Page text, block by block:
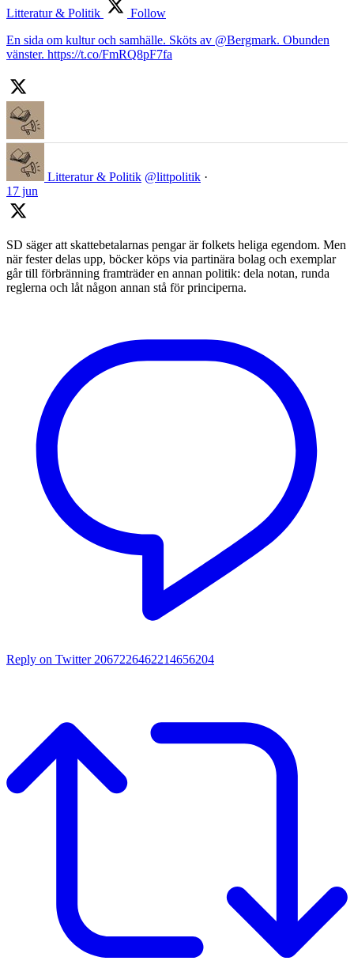
Litteratur & Politik
Follow
En sida om kultur och samhälle. Sköts av @Bergmark. Obunden
vänster. https://t.co/FmRQ8pF7fa
Litteratur & Politik @littpolitik ·
17 jun
SD säger att skattebetalarnas pengar är folkets heliga egendom. Men
när fester delas upp, böcker köps via partinära bolag och exemplar
går till förbränning framträder en annan politik: dela notan, runda
reglerna och låt någon annan stå för principerna.
Reply on Twitter 2067226462214656204